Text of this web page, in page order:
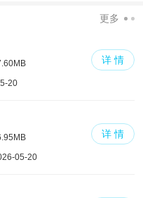
更多
20
详 情
05-20
详 情